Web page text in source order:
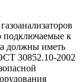
подключаемые к
должны иметь
30852.10-2002